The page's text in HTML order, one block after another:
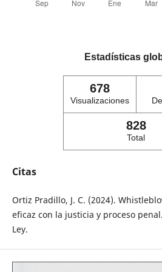
Estadísticas
678
Visualizaciones
828
Total
Citas
Ortiz Pradillo, J. C. (2024).
eficaz con la justicia y proceso
Ley.